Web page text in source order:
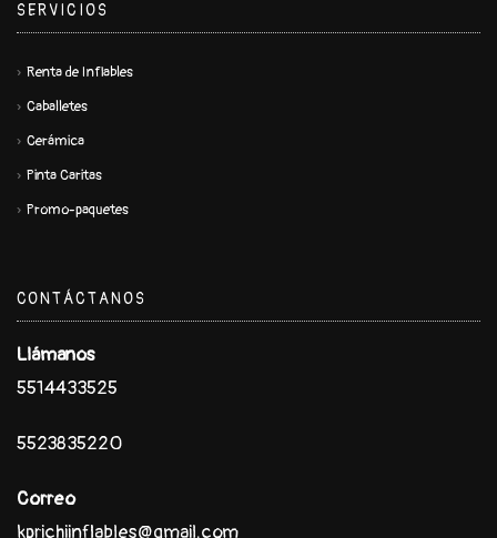
SERVICIOS
Renta de Inflables
Caballetes
Cerámica
Pinta Caritas
Promo-paquetes
CONTÁCTANOS
Llámanos
5514433525
5523835220
Correo
kprichiinflables@gmail.com